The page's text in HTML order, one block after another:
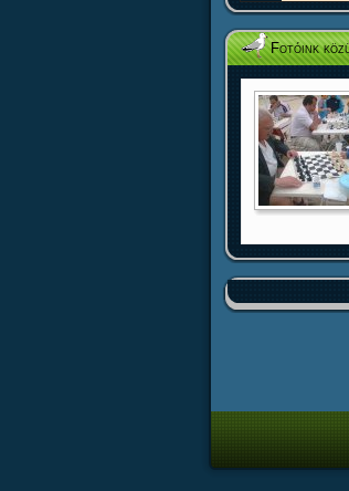
Fotóink